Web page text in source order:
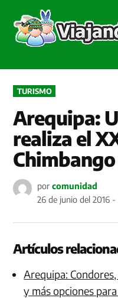
contenido
PUBLICADO
EN
TURISMO
Arequipa:
realiza el
Chimbango
por comunidad
26 de junio del 2016 -
Artículos
Arequipa:
y más opciones